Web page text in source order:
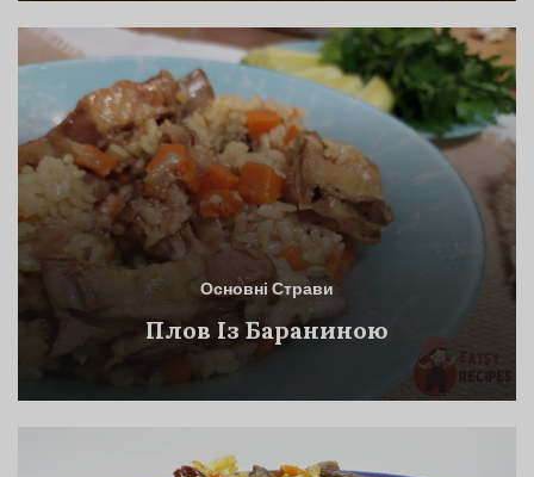
Основні Страви
Плов Із Бараниною